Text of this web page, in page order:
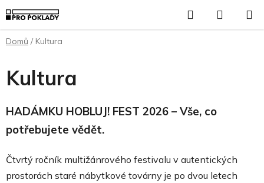
na
obsah
Hledat
KOŠÍK
Domů / Kultura
Kultura
HADÁMKU HOBLUJ! FEST 2026 – Vše, co
potřebujete vědět.
Čtvrtý ročník multižánrového festivalu v autentických
prostorách staré nábytkové továrny je po dvou letech